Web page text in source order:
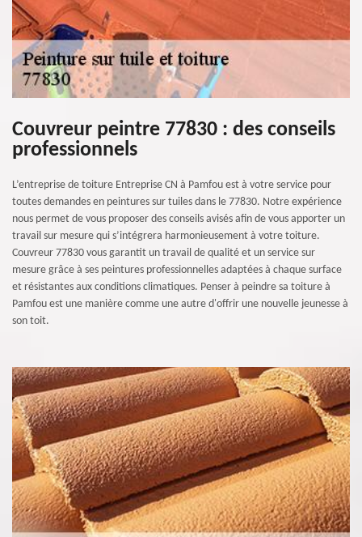
Couvreur peintre 77830 : des conseils
professionnels
L’entreprise de toiture Entreprise CN à Pamfou est à votre service pour
toutes demandes en peintures sur tuiles dans le 77830. Notre expérience
nous permet de vous proposer des conseils avisés afin de vous apporter un
travail sur mesure qui s’intégrera harmonieusement à votre toiture.
Couvreur 77830 vous garantit un travail de qualité et un service sur
mesure grâce à ses peintures professionnelles adaptées à chaque surface
et résistantes aux conditions climatiques. Penser à peindre sa toiture à
Pamfou est une manière comme une autre d'offrir une nouvelle jeunesse à
son toit.